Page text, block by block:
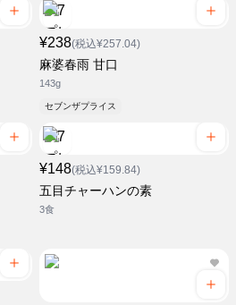
¥238(税込¥257.04)
麻婆春雨 甘口
143g
セブンザプライス
¥148(税込¥159.84)
五目チャーハンの素
3食